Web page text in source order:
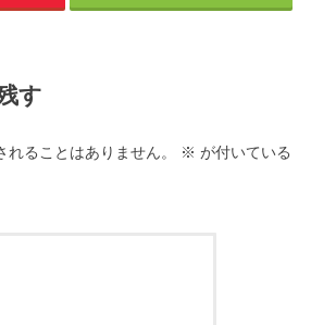
す
れることはありません。 ※ が付いている